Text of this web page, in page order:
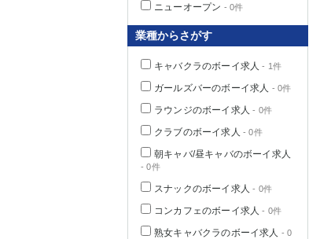
ニューオープン - 0件
業種からさがす
キャバクラのボーイ求人 - 1件
ガールズバーのボーイ求人 - 0件
ラウンジのボーイ求人 - 0件
クラブのボーイ求人 - 0件
朝キャバ/昼キャバのボーイ求人
- 0件
スナックのボーイ求人 - 0件
コンカフェのボーイ求人 - 0件
熟女キャバクラのボーイ求人 - 0
千葉県
茨城県